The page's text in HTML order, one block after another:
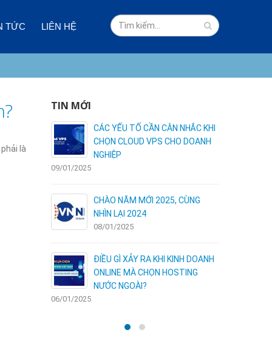
TỨC LIÊN HỆ
là
TIN MỚI
CLOUD VPS LÀ GÌ? ƯU VÀ NHƯỢC
ĐIỂM SO VỚI CÁC LOẠI HOSTING
KHÁC
03/01/2025
DOANH NGHIỆP NHỎ NÊN DÙNG
GÓI SSL NÀO?
02/01/2025
ĐĂNG KÝ HOSTING ESC – NHẬN
ƯU ĐÃI GIẢM 30%: CƠ HỘI VÀNG
CHO WEBSITE CỦA BẠN
30/12/2024